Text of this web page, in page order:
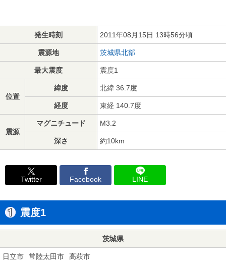
発生時刻 2011年08月15日 13時56分頃
震源地 茨城県北部
最大震度 震度1
位置
緯度 北緯 36.7度
経度 東経 140.7度
震源
マグニチュード M3.2
深さ 約10km
Twitter Facebook LINE
震度1
茨城県
日立市 常陸太田市 高萩市